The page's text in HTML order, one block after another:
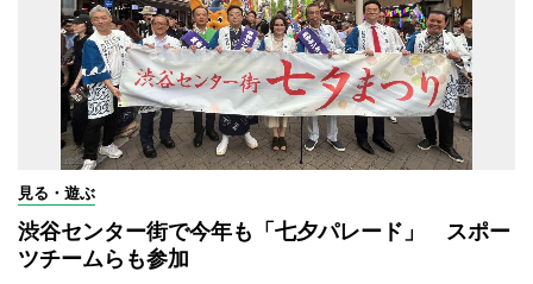
見る・遊ぶ
渋谷センター街で今年も「七夕パレード」 スポー
ツチームらも参加